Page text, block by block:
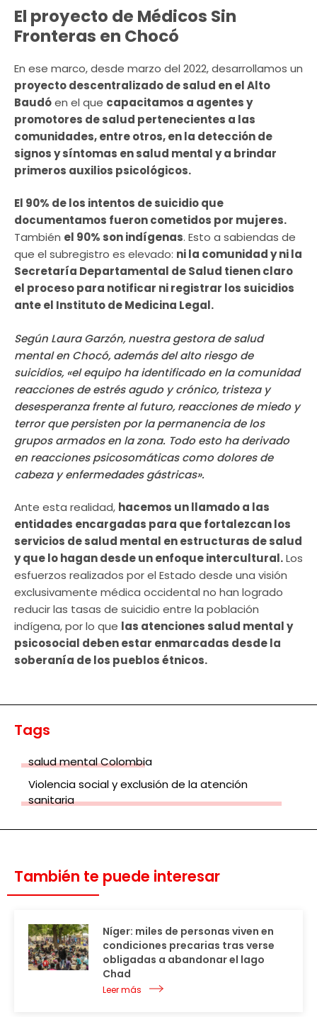
El proyecto de Médicos Sin
Fronteras en Chocó
En ese marco, desde marzo del 2022, desarrollamos un
proyecto descentralizado de salud en el Alto
Baudóen el que capacitamos a agentes y
promotores de salud pertenecientes a las
comunidades, entre otros, en la detección de
signos y síntomas en salud mental y a brindar
primeros auxilios psicológicos.
El 90% de los intentos de suicidio que
documentamos fueron cometidos por mujeres.
También el 90% son indígenas. Esto a sabiendas de
que el subregistro es elevado: ni la comunidad y ni la
Secretaría Departamental de Salud tienen claro
el proceso para notificar ni registrar los suicidios
ante el Instituto de Medicina Legal.
Según Laura Garzón, nuestra gestora de salud
mental en Chocó, además del alto riesgo de
suicidios, «el equipo ha identificado en la comunidad
reacciones de estrés agudo y crónico, tristeza y
desesperanza frente al futuro, reacciones de miedo y
terror que persisten por la permanencia de los
grupos armados en la zona. Todo esto ha derivado
en reacciones psicosomáticas como dolores de
cabeza y enfermedades gástricas».
Ante esta realidad, hacemos un llamado a las
entidades encargadas para que fortalezcan los
servicios de salud mental en estructuras de salud
y que lo hagan desde un enfoque intercultural.Los
esfuerzos realizados por el Estado desde una visión
exclusivamente médica occidental no han logrado
reducir las tasas de suicidio entre la población
indígena, por lo que las atenciones salud mental y
psicosocial deben estar enmarcadas desde la
soberanía de los pueblos étnicos.
Tags
salud mental Colombia
Violencia social y exclusión de la atención
sanitaria
También te puede interesar
Níger: miles de personas viven en
condiciones precarias tras verse
obligadas a abandonar el lago
Chad
Leer más